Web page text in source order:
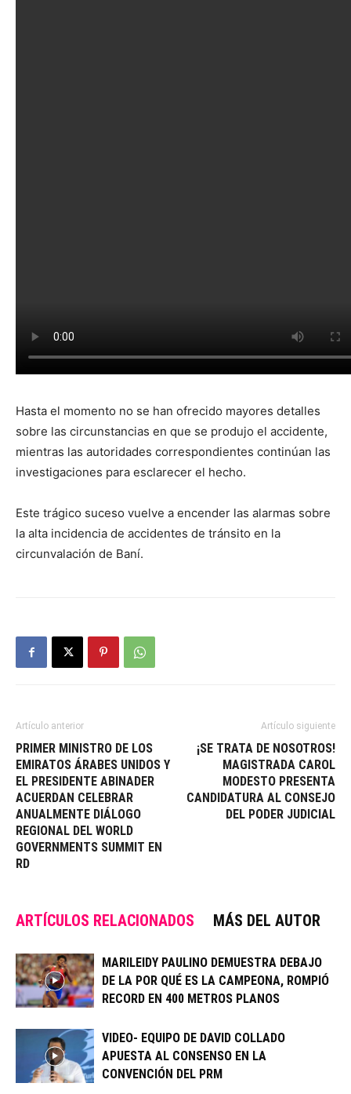
Hasta el momento no se han ofrecido mayores detalles
sobre las circunstancias en que se produjo el accidente,
mientras las autoridades correspondientes continúan las
investigaciones para esclarecer el hecho.
Este trágico suceso vuelve a encender las alarmas sobre
la alta incidencia de accidentes de tránsito en la
circunvalación de Baní.
Artículo anterior
PRIMER MINISTRO DE LOS
EMIRATOS ÁRABES UNIDOS Y
EL PRESIDENTE ABINADER
ACUERDAN CELEBRAR
ANUALMENTE DIÁLOGO
REGIONAL DEL WORLD
GOVERNMENTS SUMMIT EN
RD
Artículo siguiente
¡SE TRATA DE NOSOTROS!
MAGISTRADA CAROL
MODESTO PRESENTA
CANDIDATURA AL CONSEJO
DEL PODER JUDICIAL
ARTÍCULOS RELACIONADOS MÁS DEL AUTOR
MARILEIDY PAULINO DEMUESTRA DEBAJO
DE LA POR QUÉ ES LA CAMPEONA, ROMPIÓ
RECORD EN 400 METROS PLANOS
VIDEO- EQUIPO DE DAVID COLLADO
APUESTA AL CONSENSO EN LA
CONVENCIÓN DEL PRM